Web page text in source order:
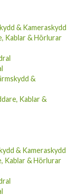
& Kameraskydd
Kablar & Hörlurar
&
Kablar &
& Kameraskydd
Kablar & Hörlurar